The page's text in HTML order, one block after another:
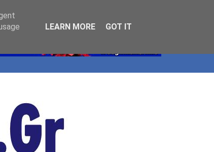
LEARN MORE GOT IT